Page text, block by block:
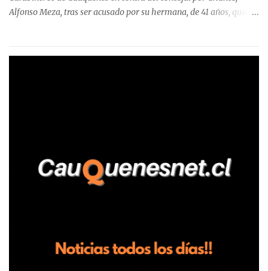
Alfonso Meza, tras ser acusado por su hermana, de 41 años, quien
relató que los hechos ocurrieron cerca de las 11:30 horas en el
trabajadores, el edil descendió del vehículo y, en medio de la
confrontación, la habría tomado de los hombros, empujado al
suelo y agredido con golpes de pies y manos, mientr...